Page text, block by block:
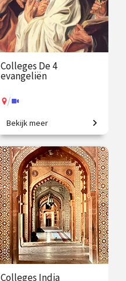
Colleges De 4
evangeliën
/
De verhalen achter
Mattheüs, Markus, Lucas en
Johannes.
€ 195.00
vanaf 27
jan.
/ Op locatie of online
Bekijk meer
Colleges India